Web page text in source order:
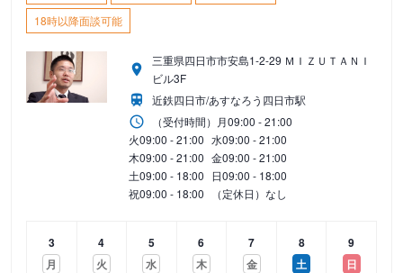
18時以降面談可能
三重県四日市市安島1-2-29 ＭＩＺＵＴＡＮＩ
ビル3F
近鉄四日市/あすなろう四日市駅
（受付時間） 月09:00 - 21:00
火09:00 - 21:00 水09:00 - 21:00
木09:00 - 21:00 金09:00 - 21:00
土09:00 - 18:00 日09:00 - 18:00
祝09:00 - 18:00 （定休日）なし
3
月
4
火
5
水
6
木
7
金
8
土
9
日